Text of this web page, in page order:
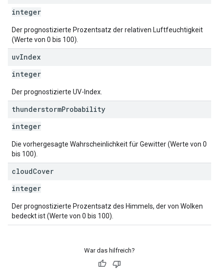
integer
Der prognostizierte Prozentsatz der relativen Luftfeuchtigkeit
(Werte von 0 bis 100).
uvIndex
integer
Der prognostizierte UV-Index.
thunderstormProbability
integer
Die vorhergesagte Wahrscheinlichkeit für Gewitter (Werte von 0
bis 100).
cloudCover
integer
Der prognostizierte Prozentsatz des Himmels, der von Wolken
bedeckt ist (Werte von 0 bis 100).
War das hilfreich?